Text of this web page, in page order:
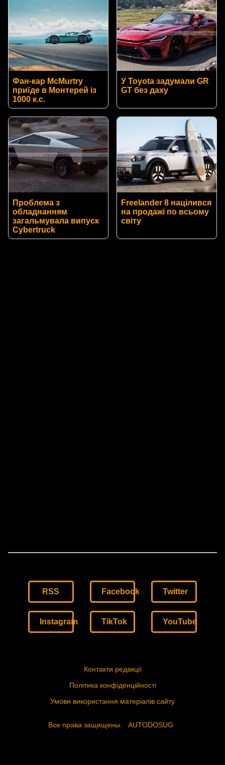
Фан-кар McMurtry
приїде в Монтерей із
1000 к.с.
У Toyota задумали GR
GT без даху
Проблема з
обладнанням
загальмувала випуск
Cybertruck
Freelander 8 націлився
на продажі по всьому
світу
RSS Facebook Twitter
Instagram TikTok YouTube
Контакти редакції
Політика конфіденційності
Умови використання матеріалів сайту
Все права защищены. AUTODOSUG